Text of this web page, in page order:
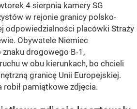
4 sierpnia kamery SG
w rejonie granicy polsko-
odpowiedzialności placówki Straży
Obywatele Niemiec
drogowego B-1,
w obu kierunkach, bo chcieli
granicę Unii Europejskiej.
robił pamiątkowe zdjęcia.